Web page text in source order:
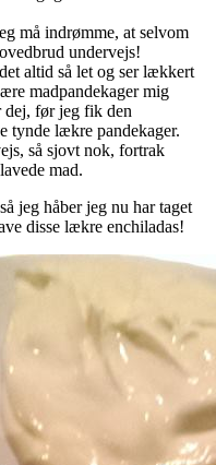
må indrømme, at selvom
undervejs!
altid så let og ser lækkert
madpandekager mig
dej, før jeg fik den
tynde lækre pandekager.
så sjovt nok, fortrak
mad.
jeg håber jeg nu har taget
disse lækre enchiladas!